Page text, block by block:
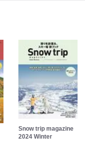
Snow trip magazine
2024 Winter